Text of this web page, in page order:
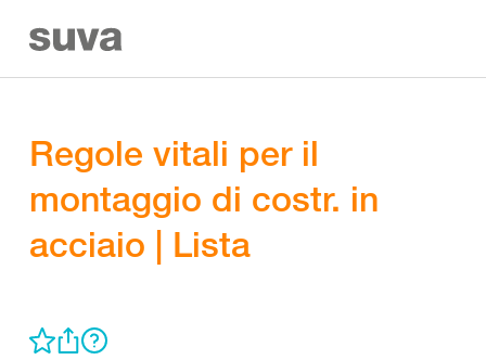
Regole vitali per il
montaggio di costr. in
acciaio | Lista